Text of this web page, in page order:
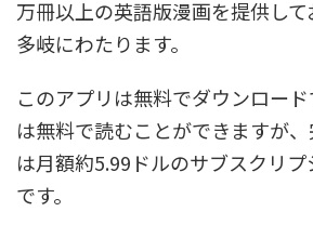
万冊以上の英語版漫画を提供し
多岐にわたります。
このアプリは無料でダウンロー
は無料で読むことができますが
は月額約5.99ドルのサブスクリ
です。